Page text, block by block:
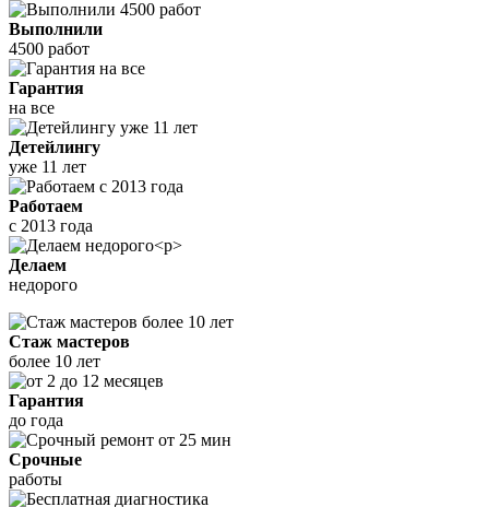
Выполнили
4500 работ
Гарантия
на все
Детейлингу
уже 11 лет
Работаем
с 2013 года
Делаем
недорого
Стаж мастеров
более 10 лет
Гарантия
до года
Срочные
работы